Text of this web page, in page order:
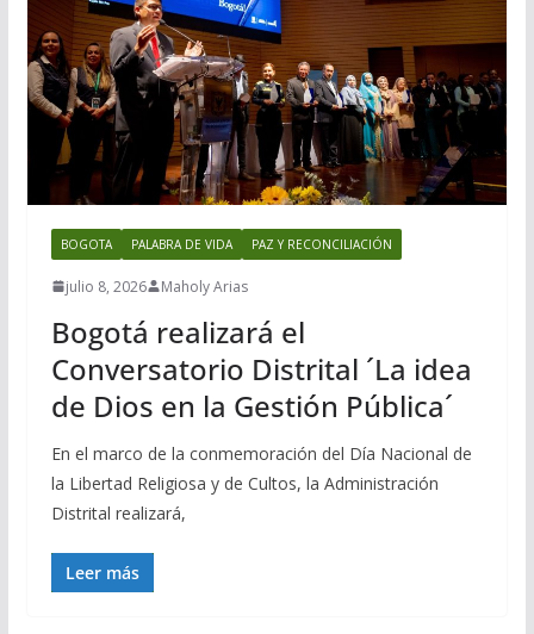
BOGOTA PALABRA DE VIDA PAZ Y RECONCILIACIÓN
julio 8, 2026 Maholy Arias
Bogotá realizará el
Conversatorio Distrital ´La idea
de Dios en la Gestión Pública´
En el marco de la conmemoración del Día Nacional de
la Libertad Religiosa y de Cultos, la Administración
Distrital realizará,
Leer más